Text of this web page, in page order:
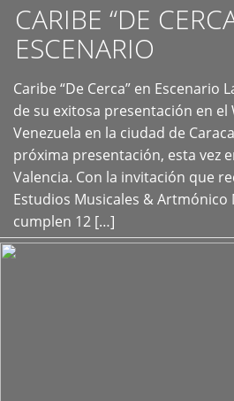
CARIBE “DE
ESCENARIO
Caribe “De Cerca” en Escenario
de su exitosa presentación en el
Venezuela en la ciudad de
próxima presentación, esta vez
Valencia. Con la invitación que
Estudios Musicales & Artmónico
cumplen 12 […]
+